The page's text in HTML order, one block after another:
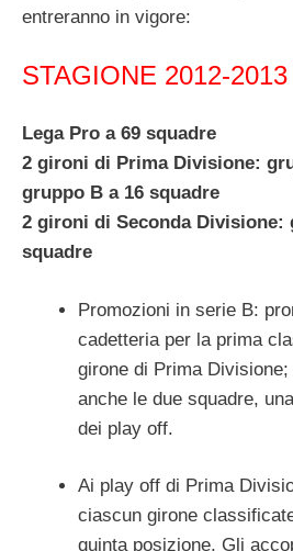
entreranno in vigore:
STAGIONE 2012-
Lega Pro a 69 squadre
2 gironi di Prima Divisione:
gruppo B a 16 squadre
2 gironi di Seconda Divisione:
squadre
Promozioni in serie B:
cadetteria per la prima
girone di Prima
anche le due squadre,
dei play off.
Ai play off di Prima
ciascun girone
quinta posizione. Gli